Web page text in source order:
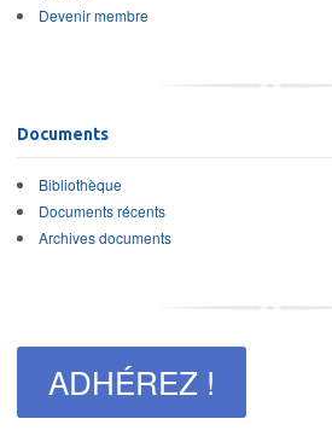
Devenir membre
Documents
Bibliothèque
Documents récents
Archives documents
ADHÉREZ !